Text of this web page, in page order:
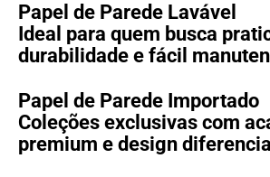
Papel de Parede Lavável
Ideal para quem busca
durabilidade e fácil
Papel de Parede Importado
Coleções exclusivas com
premium e design